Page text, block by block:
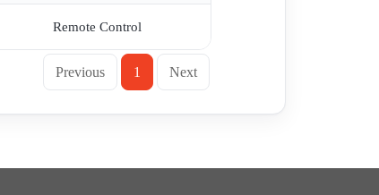
Remote Control
Previous 1 Next